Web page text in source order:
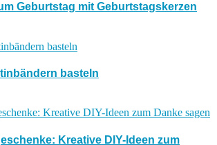
Geburtstag mit Geburtstagskerzen
basteln
Kreative DIY-Ideen zum